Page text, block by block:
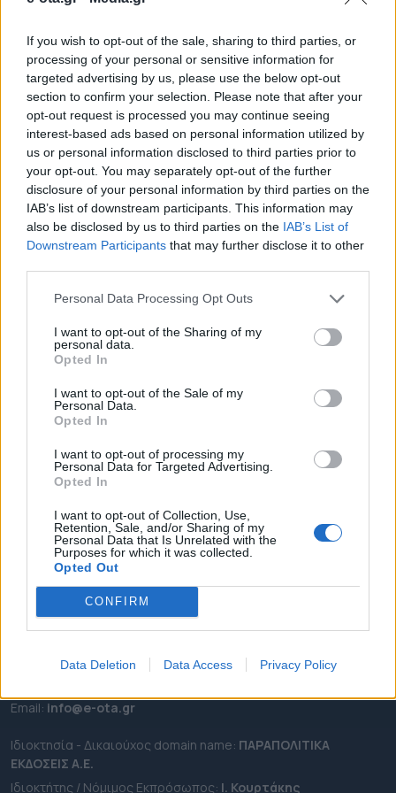
If you wish to opt-out of the sale, sharing to third parties, or
processing of your personal or sensitive information for
targeted advertising by us, please use the below opt-out
section to confirm your selection. Please note that after your
opt-out request is processed you may continue seeing
interest-based ads based on personal information utilized by
us or personal information disclosed to third parties prior to
your opt-out. You may separately opt-out of the further
disclosure of your personal information by third parties on the
IAB’s list of downstream participants. This information may
also be disclosed by us to third parties on the IAB’s List of
Downstream Participants that may further disclose it to other
Personal Data Processing Opt Outs
I want to opt-out of the Sharing of my
personal data.
Opted In
I want to opt-out of the Sale of my
Personal Data.
Opted In
I want to opt-out of processing my
Personal Data for Targeted Advertising.
Opted In
I want to opt-out of Collection, Use,
Retention, Sale, and/or Sharing of my
Personal Data that Is Unrelated with the
Purposes for which it was collected.
Opted Out
CONFIRM
Data Deletion Data Access Privacy Policy
Νέο γύρο κινητοποιήσεων για την υπόθεση της
αστικής σήραγγας προανήγγειλε ο Δήμαρχος
Ηλιούπολης, Στάθης Ψυρρόπουλος, κατά τη
διάρκεια παρέμβασής του στο Δημοτικό Συμβούλιο,
κλιμακώνοντας την πίεση προς την κεντρική
διοίκηση. Ο δήμαρχος ζήτησε από την πρόεδρο του
σώματος τη σύγκληση έκτακτης συνεδρίασης,
προκειμένου να ληφθούν αποφάσεις για
οργανωμένο σχέδιο δράσεων. Όπως ξεκαθάρισε, οι
επόμενες κινήσεις […]
01.03.2026 - 11.45
ΡΟΗ ΕΙΔΗΣΕΩΝ
ΕΠΙΚΑΙΡΟΤΗΤΑ
ΠΕΡΙΦΕΡΕΙΕΣ
OTA LEAKS
ΣΥΝΕΝΤΕΥΞΕΙΣ
ΑΠΟΨΕΙΣ
ΠΡΟΣΛΗΨΕΙΣ
e-ota.gr | Ταυτότητα
Καλλιθέα Αττικής
Εmail: info@e-ota.gr
Ιδιοκτησία - Δικαιούχος domain name: ΠΑΡΑΠΟΛΙΤΙΚΑ
ΕΚΔΟΣΕΙΣ A.E.
Ιδιοκτήτης / Νόμιμος Εκπρόσωπος: Ι. Κουρτάκης